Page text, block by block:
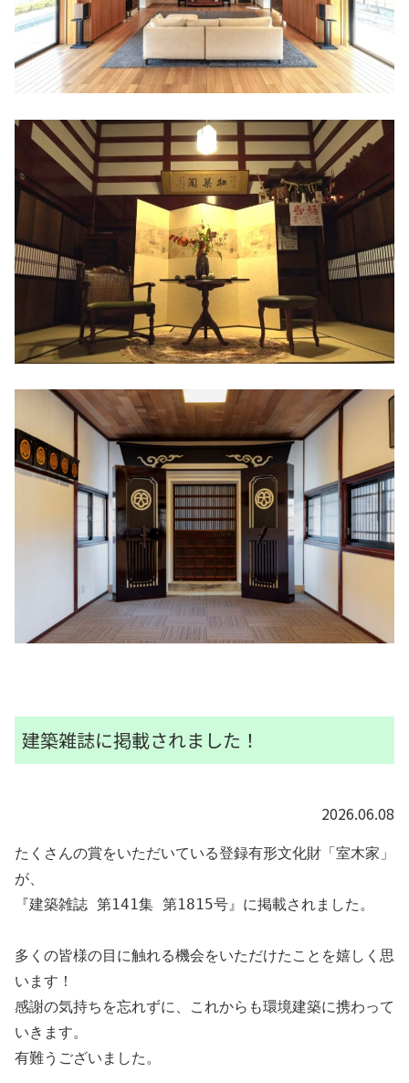
建築雑誌に掲載されました！
2026.06.08
たくさんの賞をいただいている登録有形文化財「室木家」
が、
『建築雑誌 第141集 第1815号』に掲載されました。
多くの皆様の目に触れる機会をいただけたことを嬉しく思
います！
感謝の気持ちを忘れずに、これからも環境建築に携わって
いきます。
有難うございました。